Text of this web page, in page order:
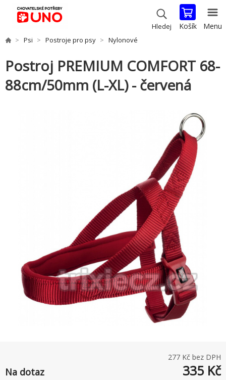
Hledej Košík Menu
Psi Postroje pro psy Nylonové
Postroj PREMIUM COMFORT 68-
88cm/50mm (L-XL) - červená
277 Kč bez DPH
Na dotaz 335 Kč